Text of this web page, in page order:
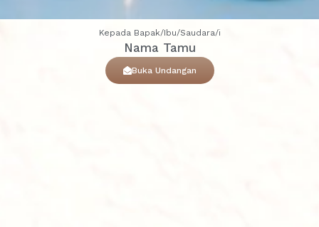
Kepada Bapak/Ibu/Saudara/i
Nama Tamu
Buka Undangan